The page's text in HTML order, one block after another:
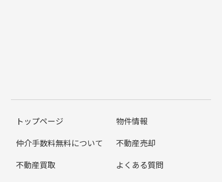
トップページ
物件情報
仲介手数料無料について
不動産売却
不動産買取
よくある質問